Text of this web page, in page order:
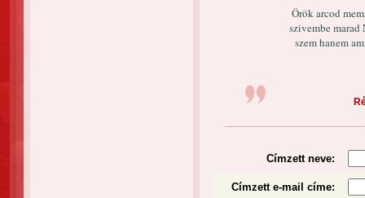
Örök arcod
szivembe
szem hanem
Címzett neve:
Címzett e-mail címe: